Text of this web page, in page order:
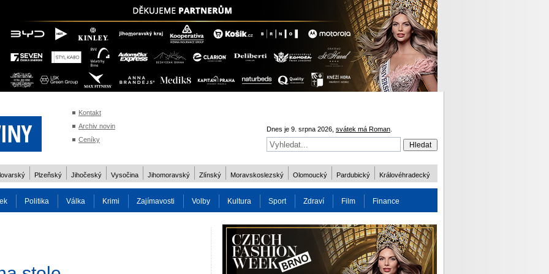
Kontakt
Archiv novin
Ceníky
Dnes je 9. srpna 2026, svátek má Roman
Plzeňský Jihočeský Vysočina Jihomoravský Zlínský Moravskoslezský Olomoucký Pardubický Královéhradecký
Politika Válka Krimi Zajímavosti Volby Kultura Sport Zdraví Film Finance
Charita Osobnost Více ODM 2016